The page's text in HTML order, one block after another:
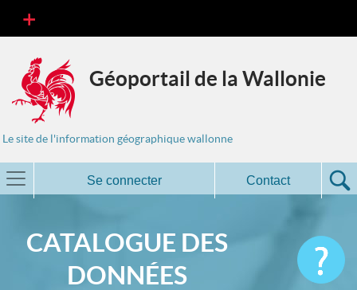
Géoportail de la Wallonie
Le site de l'information géographique wallonne
Se connecter Contact
CATALOGUE DES
DONNÉES